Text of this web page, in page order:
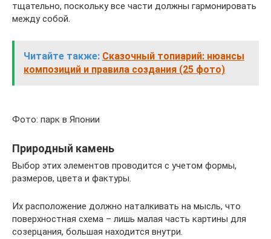
тщательно, поскольку все части должны гармонировать
между собой.
Читайте также: Сказочный топиарий: нюансы
композиций и правила создания (25 фото)
Фото: парк в Японии
Природный камень
Выбор этих элементов проводится с учетом формы,
размеров, цвета и фактуры.
Их расположение должно наталкивать на мысль, что
поверхностная схема – лишь малая часть картины для
созерцания, большая находится внутри.